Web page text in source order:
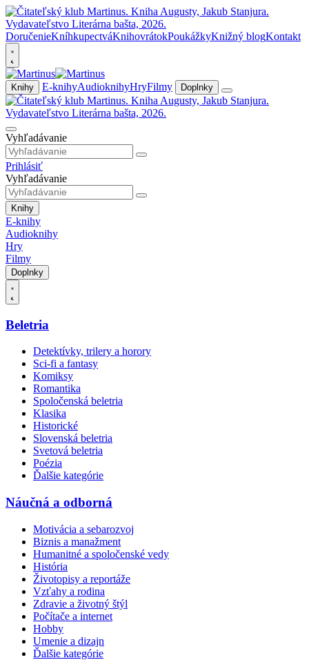
DoručenieKníhkupectváKnihovrátokPoukážkyKnižný blogKontakt
Knihy E-knihyAudioknihyHryFilmy Doplnky
Vyhľadávanie
Prihlásiť
Vyhľadávanie
Knihy
E-knihy
Audioknihy
Hry
Filmy
Doplnky
Beletria
Detektívky, trilery a horory
Sci-fi a fantasy
Komiksy
Romantika
Spoločenská beletria
Klasika
Historické
Slovenská beletria
Svetová beletria
Poézia
Ďalšie kategórie
Náučná a odborná
Motivácia a sebarozvoj
Biznis a manažment
Humanitné a spoločenské vedy
História
Životopisy a reportáže
Vzťahy a rodina
Zdravie a životný štýl
Počítače a internet
Hobby
Umenie a dizajn
Ďalšie kategórie